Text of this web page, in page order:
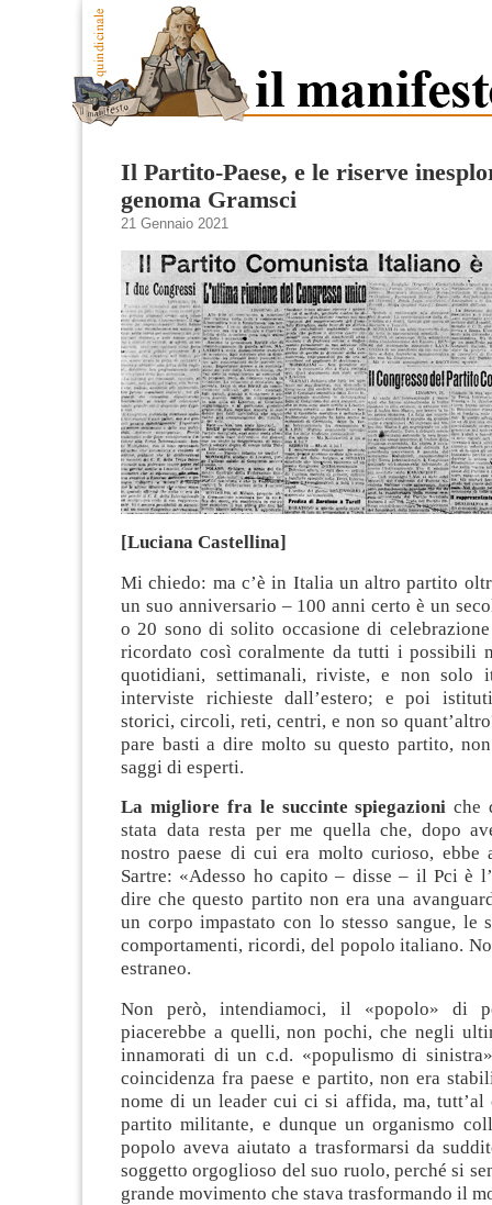
Il Partito-Paese, e le riserve
genoma Gramsci
21 Gennaio 2021
[Luciana Castellina]
Mi chiedo: ma c’è in Italia un altro partito
un suo anniversario – 100 anni certo è un
o 20 sono di solito occasione di
ricordato così coralmente da tutti i possibili
quotidiani, settimanali, riviste, e non solo
interviste richieste dall’estero; e poi
storici, circoli, reti, centri, e non so
pare basti a dire molto su questo partito,
saggi di esperti.
La migliore fra le succinte spiegazioni che
stata data resta per me quella che, dopo
nostro paese di cui era molto curioso, ebbe
Sartre: «Adesso ho capito – disse – il Pci è
dire che questo partito non era una
un corpo impastato con lo stesso sangue, le
comportamenti, ricordi, del popolo italiano.
estraneo.
Non però, intendiamoci, il «popolo» di
piacerebbe a quelli, non pochi, che negli
innamorati di un c.d. «populismo di
coincidenza fra paese e partito, non era
nome di un leader cui ci si affida, ma,
partito militante, e dunque un organismo
popolo aveva aiutato a trasformarsi da
soggetto orgoglioso del suo ruolo, perché si
grande movimento che stava trasformando il